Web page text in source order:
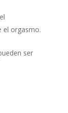
el orgasmo.
ser